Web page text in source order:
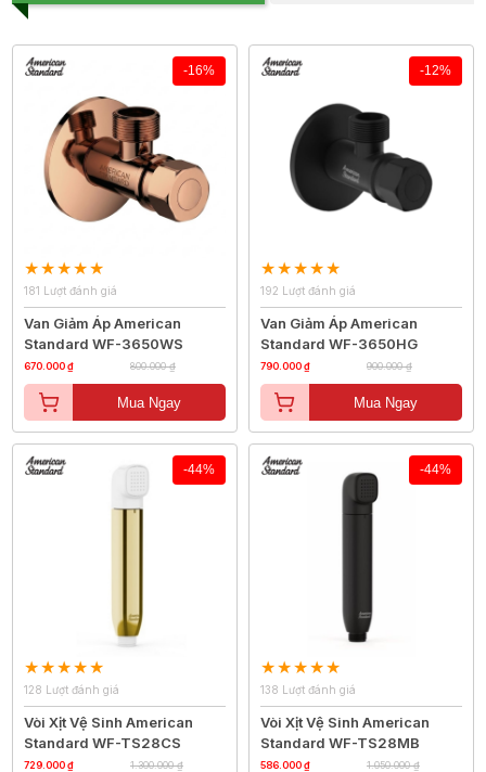
-16%
181 Lượt đánh giá
Van Giảm Áp American
Standard WF-3650WS
670.000 ₫ 800.000 ₫
Mua Ngay
-12%
192 Lượt đánh giá
Van Giảm Áp American
Standard WF-3650HG
790.000 ₫ 900.000 ₫
Mua Ngay
-44%
128 Lượt đánh giá
Vòi Xịt Vệ Sinh American
Standard WF-TS28CS
729.000 ₫ 1.300.000 ₫
-44%
138 Lượt đánh giá
Vòi Xịt Vệ Sinh American
Standard WF-TS28MB
586.000 ₫ 1.050.000 ₫